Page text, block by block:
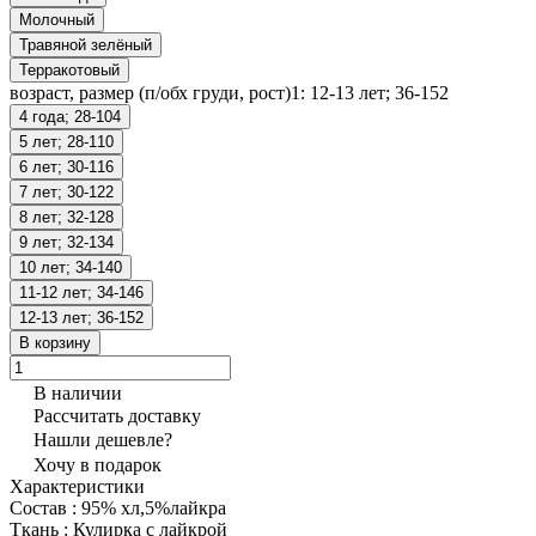
Молочный
Травяной зелёный
Терракотовый
возраст, размер (п/обх груди, рост)1: 12-13 лет; 36-152
4 года; 28-104
5 лет; 28-110
6 лет; 30-116
7 лет; 30-122
8 лет; 32-128
9 лет; 32-134
10 лет; 34-140
11-12 лет; 34-146
12-13 лет; 36-152
В корзину
В наличии
Рассчитать доставку
Нашли дешевле?
Хочу в подарок
Характеристики
Состав : 95% хл,5%лайкра
Ткань : Кулирка с лайкрой